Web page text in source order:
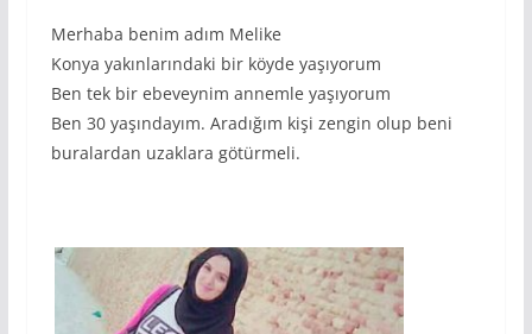
Merhaba benim adım Melike
Konya yakınlarındaki bir köyde yaşıyorum
Ben tek bir ebeveynim annemle yaşıyorum
Ben 30 yaşındayım. Aradığım kişi zengin olup beni
buralardan uzaklara götürmeli.